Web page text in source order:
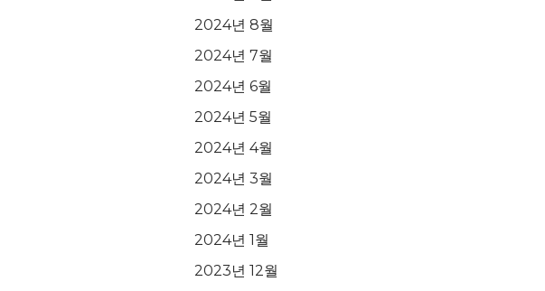
2024년 8월
2024년 7월
2024년 6월
2024년 5월
2024년 4월
2024년 3월
2024년 2월
2024년 1월
2023년 12월